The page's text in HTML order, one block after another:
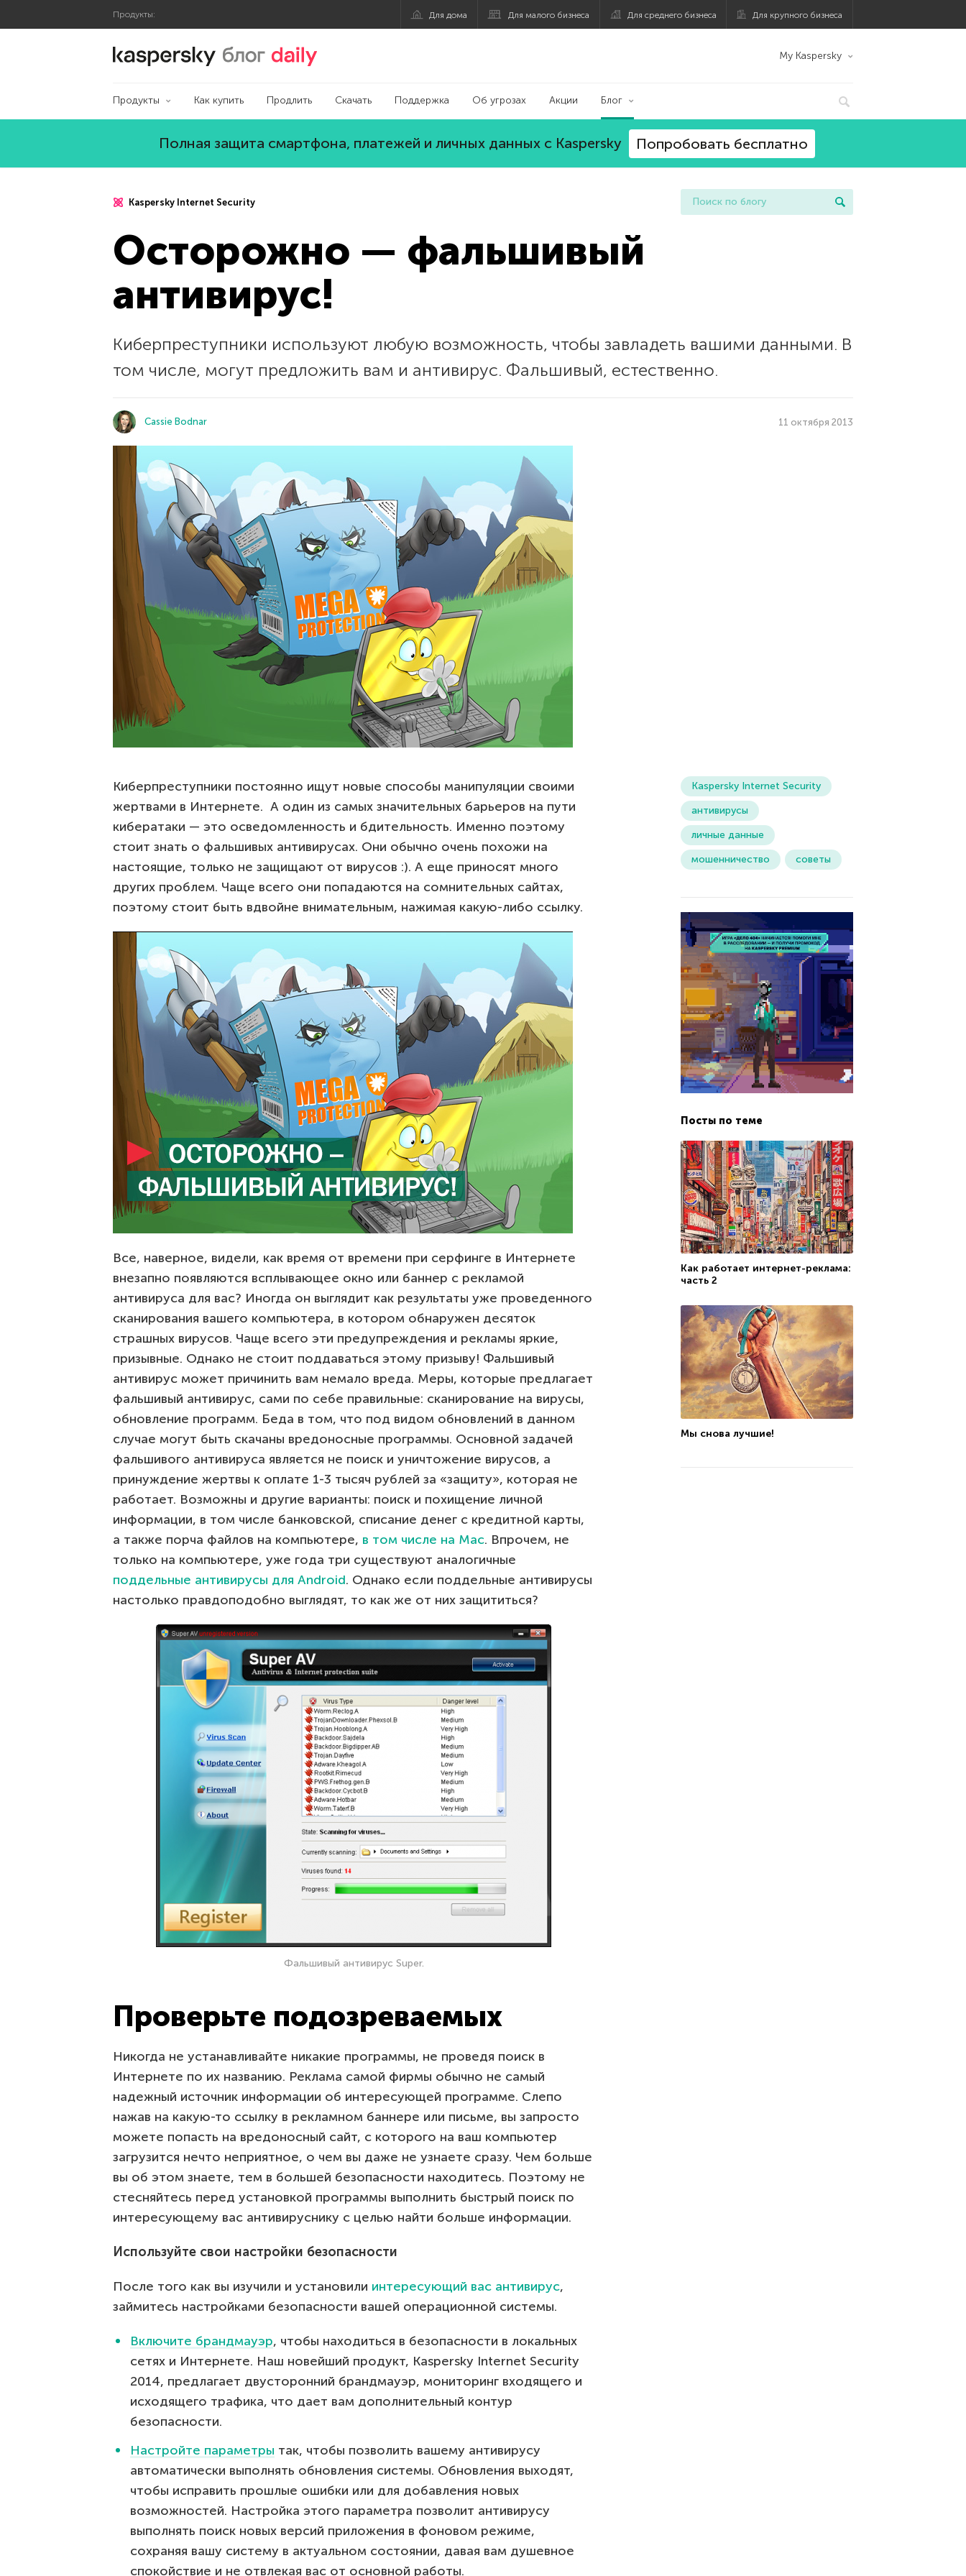
Продукты: Для дома Для малого бизнеса Для среднего бизнеса Для крупного бизнеса
Блог Касперского My Kaspersky
Продукты Как купить Продлить Скачать Поддержка Об угрозах Акции Блог
Полная защита смартфона, платежей и личных данных с Kaspersky Попробовать бесплатно
Kaspersky Internet Security
Осторожно — фальшивый
антивирус!
Киберпреступники используют любую возможность, чтобы завладеть вашими данными. В
том числе, могут предложить вам и антивирус. Фальшивый, естественно.
Cassie Bodnar 11 октября 2013
Киберпреступники постоянно ищут новые способы манипуляции своими
жертвами в Интернете. А один из самых значительных барьеров на пути
кибератаки — это осведомленность и бдительность. Именно поэтому
стоит знать о фальшивых антивирусах. Они обычно очень похожи на
настоящие, только не защищают от вирусов :). А еще приносят много
других проблем. Чаще всего они попадаются на сомнительных сайтах,
поэтому стоит быть вдвойне внимательным, нажимая какую-либо ссылку.
Все, наверное, видели, как время от времени при серфинге в Интернете
внезапно появляются всплывающее окно или баннер с рекламой
антивируса для вас? Иногда он выглядит как результаты уже проведенного
сканирования вашего компьютера, в котором обнаружен десяток
страшных вирусов. Чаще всего эти предупреждения и рекламы яркие,
призывные. Однако не стоит поддаваться этому призыву! Фальшивый
антивирус может причинить вам немало вреда. Меры, которые предлагает
фальшивый антивирус, сами по себе правильные: сканирование на вирусы,
обновление программ. Беда в том, что под видом обновлений в данном
случае могут быть скачаны вредоносные программы. Основной задачей
фальшивого антивируса является не поиск и уничтожение вирусов, а
принуждение жертвы к оплате 1-3 тысяч рублей за «защиту», которая не
работает. Возможны и другие варианты: поиск и похищение личной
информации, в том числе банковской, списание денег с кредитной карты,
а также порча файлов на компьютере, в том числе на Mac. Впрочем, не
только на компьютере, уже года три существуют аналогичные
поддельные антивирусы для Android. Однако если поддельные антивирусы
настолько правдоподобно выглядят, то как же от них защититься?
Фальшивый антивирус Super.
Проверьте подозреваемых
Никогда не устанавливайте никакие программы, не проведя поиск в
Интернете по их названию. Реклама самой фирмы обычно не самый
надежный источник информации об интересующей программе. Слепо
нажав на какую-то ссылку в рекламном баннере или письме, вы запросто
можете попасть на вредоносный сайт, с которого на ваш компьютер
загрузится нечто неприятное, о чем вы даже не узнаете сразу. Чем больше
вы об этом знаете, тем в большей безопасности находитесь. Поэтому не
стесняйтесь перед установкой программы выполнить быстрый поиск по
интересующему вас антивируснику с целью найти больше информации.
Используйте свои настройки безопасности
После того как вы изучили и установили интересующий вас антивирус,
займитесь настройками безопасности вашей операционной системы.
Включите брандмауэр, чтобы находиться в безопасности в локальных
сетях и Интернете. Наш новейший продукт, Kaspersky Internet Security
2014, предлагает двусторонний брандмауэр, мониторинг входящего и
исходящего трафика, что дает вам дополнительный контур
безопасности.
Настройте параметры так, чтобы позволить вашему антивирусу
автоматически выполнять обновления системы. Обновления выходят,
чтобы исправить прошлые ошибки или для добавления новых
возможностей. Настройка этого параметра позволит антивирусу
выполнять поиск новых версий приложения в фоновом режиме,
сохраняя вашу систему в актуальном состоянии, давая вам душевное
спокойствие и не отвлекая вас от основной работы.
Kaspersky Internet Security
антивирусы
личные данные
мошенничество
советы
Посты по теме
Как работает интернет-реклама:
часть 2
Мы снова лучшие!